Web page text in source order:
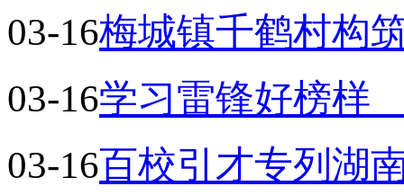
03-16梅城镇千鹤村构
03-16学习雷锋好榜样
03-16百校引才专列湖